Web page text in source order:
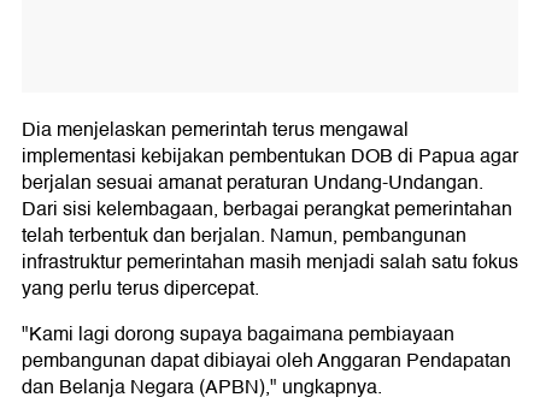
Dia menjelaskan pemerintah terus mengawal
implementasi kebijakan pembentukan DOB di Papua agar
berjalan sesuai amanat peraturan Undang-Undangan.
Dari sisi kelembagaan, berbagai perangkat pemerintahan
telah terbentuk dan berjalan. Namun, pembangunan
infrastruktur pemerintahan masih menjadi salah satu fokus
yang perlu terus dipercepat.
"Kami lagi dorong supaya bagaimana pembiayaan
pembangunan dapat dibiayai oleh Anggaran Pendapatan
dan Belanja Negara (APBN)," ungkapnya.